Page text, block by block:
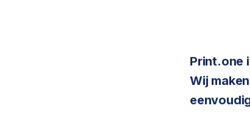
Print.one
Wij